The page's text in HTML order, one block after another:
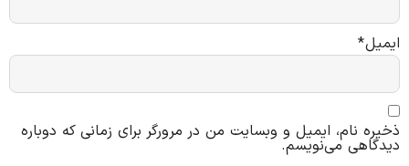
ایمیل*
ذخیره نام، ایمیل و وبسایت من در مرورگر برای زمانی که دوباره
دیدگاهی می‌نویسم.